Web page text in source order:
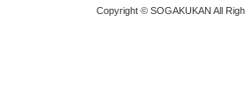
Copyright © SOGAKUKAN All